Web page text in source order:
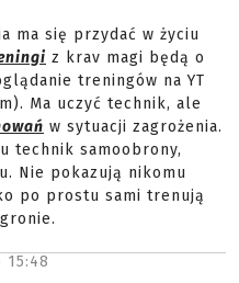
ma się przydać w życiu
z krav magi będą o
treningów na YT
Ma uczyć technik, ale
w sytuacji zagrożenia.
technik samoobrony,
Nie pokazują nikomu
po prostu sami trenują
15:48